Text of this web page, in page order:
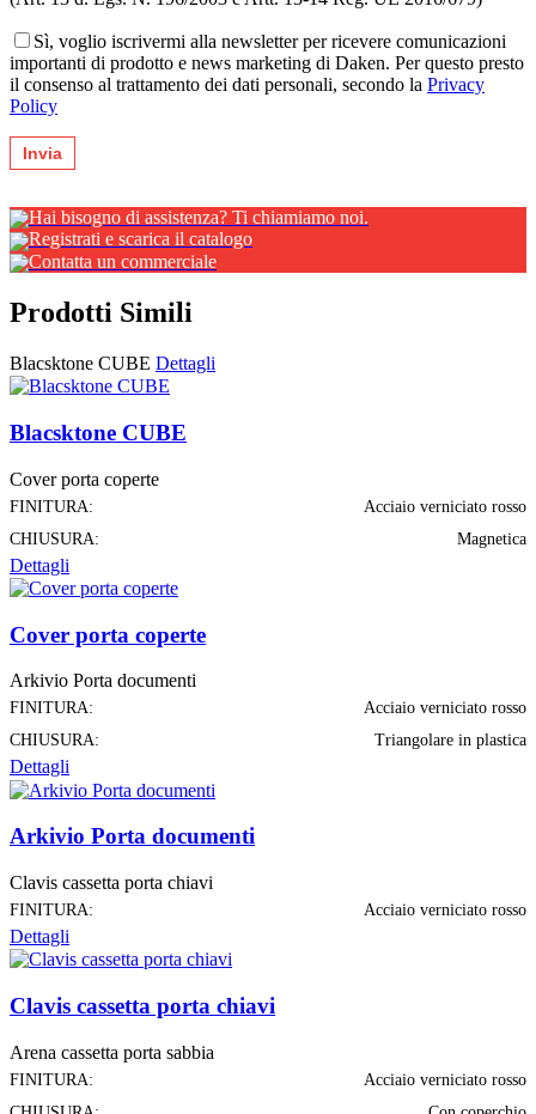
Sì, voglio iscrivermi alla newsletter per ricevere comunicazioni
importanti di prodotto e news marketing di Daken. Per questo presto
il consenso al trattamento dei dati personali, secondo la Privacy
Policy
Hai bisogno di assistenza? Ti chiamiamo noi.
Registrati e scarica il catalogo
Contatta un commerciale
Prodotti Simili
Blacsktone CUBE Dettagli
Blacsktone CUBE
Cover porta coperte
FINITURA:
Acciaio verniciato rosso
CHIUSURA:
Magnetica
Dettagli
Cover porta coperte
Arkivio Porta documenti
FINITURA:
Acciaio verniciato rosso
CHIUSURA:
Triangolare in plastica
Dettagli
Arkivio Porta documenti
Clavis cassetta porta chiavi
FINITURA: Acciaio verniciato rosso
Dettagli
Clavis cassetta porta chiavi
Arena cassetta porta sabbia
FINITURA:
Acciaio verniciato rosso